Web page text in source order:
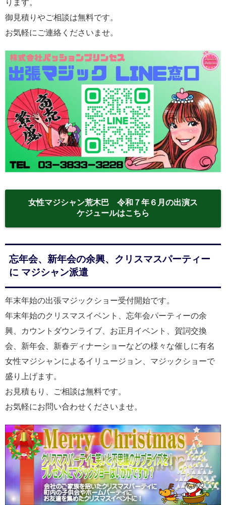
ります。
御見積りやご相談は無料です。
お気軽にご連絡くださいませ。
女性マジシャン荒木巴 令和７年６月の出演ス
ケジュールはこちら
忘年会、新年会の余興、クリスマスパーティー
に マジシャン派遣
年末年始の出張マジックショー受付開始です。
年末年始のクリスマスイベント、忘年会パーティーの余
興、カウントダウンライブ、お正月イベント、賀詞交換
会、新年会、新春ディナーショーなどの様々な催しに有名
女性マジシャンによるイリュージョン、マジックショーで
盛り上げます。
お見積もり、ご相談は無料です。
お気軽にお問い合わせくださいませ。